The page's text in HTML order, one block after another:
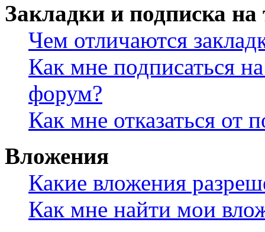
Закладки и подписка
Чем отличаются
Как мне подписаться
форум?
Как мне отказаться от
Вложения
Какие вложения
Как мне найти мои